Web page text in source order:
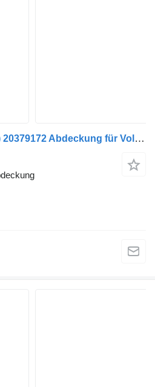
Volvo FM9 (01.01-12.05) 20379172 Abdeckung für Volvo FM7-FM12, FM, FMX (1998-2014) Sattelzugmaschine